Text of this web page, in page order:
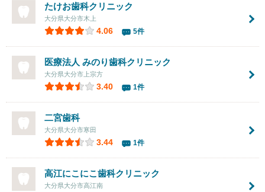
たけお歯科クリニック
大分県大分市木上
4.06 5件
医療法人 みのり歯科クリニック
大分県大分市上宗方
3.40 1件
二宮歯科
大分県大分市寒田
3.44 1件
高江にこにこ歯科クリニック
大分県大分市高江南